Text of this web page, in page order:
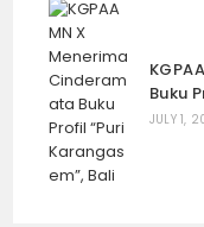
Buku
JULY 1,